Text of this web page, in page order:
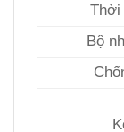
Thời
Bộ